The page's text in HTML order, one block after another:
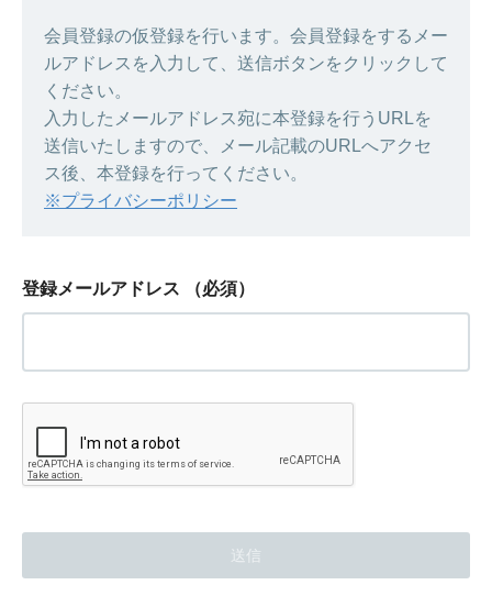
会員登録の仮登録を行います。会員登録をするメー
ルアドレスを入力して、送信ボタンをクリックして
ください。
入力したメールアドレス宛に本登録を行うURLを
送信いたしますので、メール記載のURLへアクセ
ス後、本登録を行ってください。
※プライバシーポリシー
登録メールアドレス （必須）